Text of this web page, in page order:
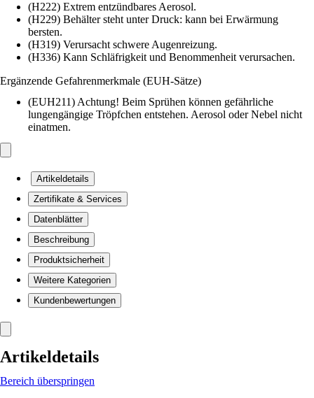
(H222) Extrem entzündbares Aerosol.
(H229) Behälter steht unter Druck: kann bei Erwärmung
bersten.
(H319) Verursacht schwere Augenreizung.
(H336) Kann Schläfrigkeit und Benommenheit verursachen.
Ergänzende Gefahrenmerkmale (EUH-Sätze)
(EUH211) Achtung! Beim Sprühen können gefährliche
lungengängige Tröpfchen entstehen. Aerosol oder Nebel nicht
einatmen.
Artikeldetails
Zertifikate & Services
Datenblätter
Beschreibung
Produktsicherheit
Weitere Kategorien
Kundenbewertungen
Artikeldetails
Bereich überspringen